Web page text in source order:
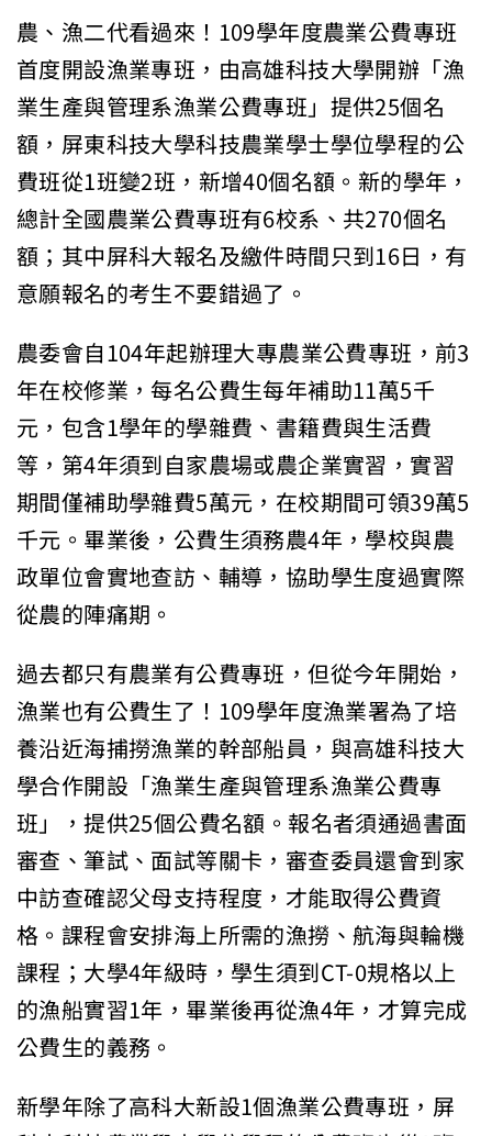
農、漁二代看過來！109學年度農業公費專班
首度開設漁業專班，由高雄科技大學開辦「漁
業生產與管理系漁業公費專班」提供25個名
額，屏東科技大學科技農業學士學位學程的公
費班從1班變2班，新增40個名額。新的學年，
總計全國農業公費專班有6校系、共270個名
額；其中屏科大報名及繳件時間只到16日，有
意願報名的考生不要錯過了。
農委會自104年起辦理大專農業公費專班，前3
年在校修業，每名公費生每年補助11萬5千
元，包含1學年的學雜費、書籍費與生活費
等，第4年須到自家農場或農企業實習，實習
期間僅補助學雜費5萬元，在校期間可領39萬5
千元。畢業後，公費生須務農4年，學校與農
政單位會實地查訪、輔導，協助學生度過實際
從農的陣痛期。
過去都只有農業有公費專班，但從今年開始，
漁業也有公費生了！109學年度漁業署為了培
養沿近海捕撈漁業的幹部船員，與高雄科技大
學合作開設「漁業生產與管理系漁業公費專
班」，提供25個公費名額。報名者須通過書面
審查、筆試、面試等關卡，審查委員還會到家
中訪查確認父母支持程度，才能取得公費資
格。課程會安排海上所需的漁撈、航海與輪機
課程；大學4年級時，學生須到CT-0規格以上
的漁船實習1年，畢業後再從漁4年，才算完成
公費生的義務。
新學年除了高科大新設1個漁業公費專班，屏